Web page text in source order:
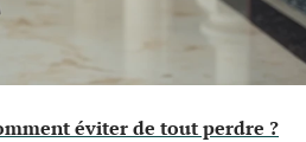
éviter de tout perdre ?